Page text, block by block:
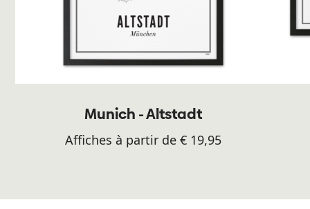
Munich - Altstadt
Affiches à partir de € 19,95